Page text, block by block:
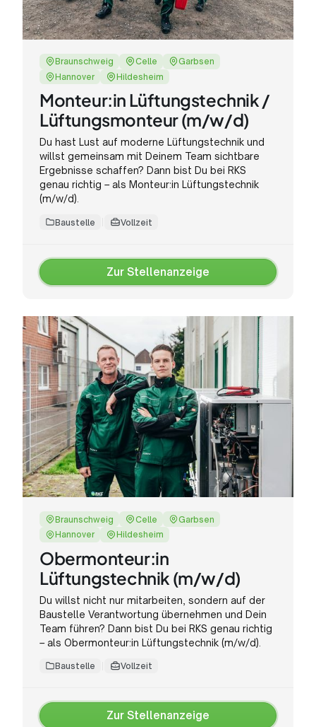
Braunschweig Celle
Garbsen
Hannover
Hildesheim
Monteur:in Lüftungstechnik /
Lüftungsmonteur (m/w/d)
Du hast Lust auf moderne Lüftungstechnik und
willst gemeinsam mit Deinem Team sichtbare
Ergebnisse schaffen? Dann bist Du bei RKS
genau richtig – als Monteur:in Lüftungstechnik
(m/w/d).
Baustelle Vollzeit
Zur Stellenanzeige
Zur
Braunschweig Celle
Garbsen
Hannover
Hildesheim
Obermonteur:in
Lüftungstechnik (m/w/d)
Du willst nicht nur mitarbeiten, sondern auf der
Baustelle Verantwortung übernehmen und Dein
Team führen? Dann bist Du bei RKS genau richtig
– als Obermonteur:in Lüftungstechnik (m/w/d).
Baustelle Vollzeit
Zur Stellenanzeige